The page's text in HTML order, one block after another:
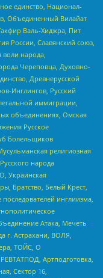
единство, Национал-
Объединенный Вилайат
Валь-Хиджра, Пит
России, Славянский союз,
народа,
Череповца, Духовно-
Древнерусской
Инглингов, Русский
иммиграции,
объединениях, Омская
Русское
Болельщиков
религиозная
народа
Украинская
Братство, Белый Крест,
инглиизма,
Атака, Мечеть
г. Астрахани, ВОЛЯ,
ТОЙС, О
РЕВТАТПОД, Артподготовка,
Сектор 16,